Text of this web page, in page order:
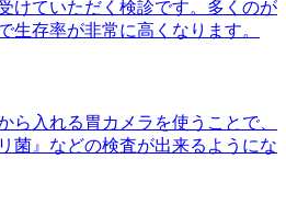
けていただく検診です。多くのが
生存率が非常に高くなります。
ら入れる胃カメラを使うことで、
菌』などの検査が出来るようにな